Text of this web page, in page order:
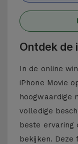
Ontdek de
In de online
iPhone Movie
hoogwaardige
volledige
beste ervaring
bekijken.